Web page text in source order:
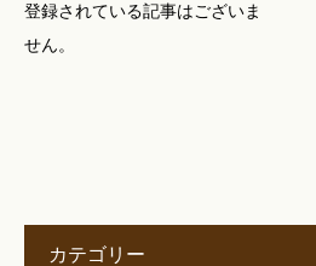
登録されている記事はございま
せん。
カテゴリー